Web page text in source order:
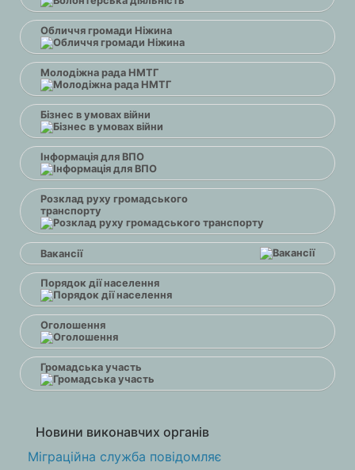
Обличчя громади Ніжина
Молодіжна рада НМТГ
Бізнес в умовах війни
Інформація для ВПО
Розклад руху громадського
транспорту
Вакансії
Порядок дії населення
Оголошення
Громадська участь
Новини виконавчих органів
Міграційна служба повідомляє